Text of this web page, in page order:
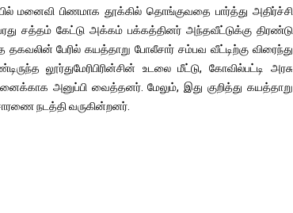
மனைவி பிணமாக தூக்கில் தொங்குவதை பார்த்து அதிர்ச்சி
சத்தம் கேட்டு அக்கம் பக்கத்தினர் அந்தவீட்டுக்கு திரண்டு
பேரில் கயத்தாறு போலீசார் சம்பவ வீட்டிற்கு விரைந்து
லூர்துமேரிபிரின்சின் உடலை மீட்டு, கோவில்பட்டி அரசு
அனுப்பி வைத்தனர். மேலும், இது குறித்து கயத்தாறு
நடத்தி வருகின்றனர்.